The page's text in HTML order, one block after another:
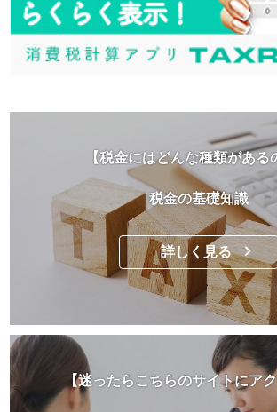
【税金にはどんな種類がある
税金の基礎知識
詳しく見る
【迷ったらこちらのサイトにアク